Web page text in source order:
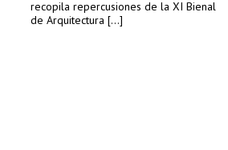
recopila repercusiones de la XI Bienal
de Arquitectura [...]